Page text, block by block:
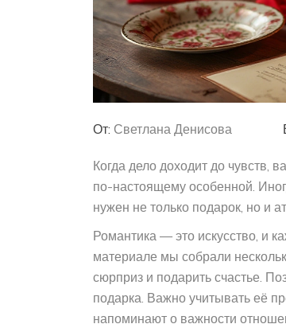
От: Светлана Денисова
Когда дело доходит до чувств,
по-настоящему особенной.
нужен не только подарок, но и
Романтика — это искусство, и
материале мы собрали
сюрприз и подарить счастье.
подарка. Важно учитывать её
напоминают о важности